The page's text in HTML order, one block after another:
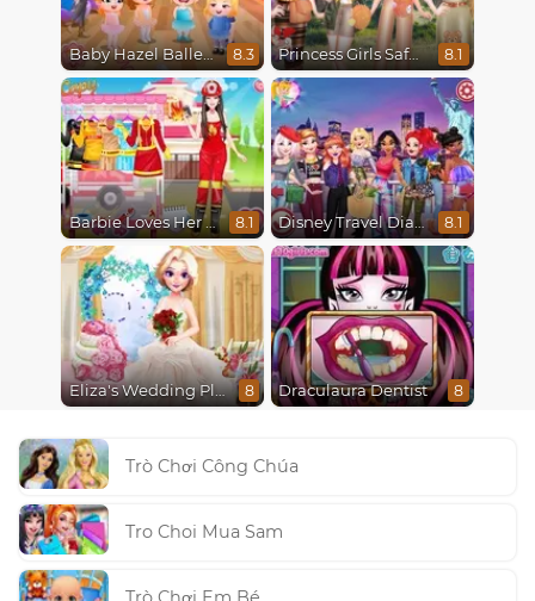
Baby Hazel Ballerina Dance 8.3 Princess Girls Safari Trip 8.1
Barbie Loves Her Job 8.1 Disney Travel Diaries: City Break 8.1
Eliza's Wedding Planner 8 Draculaura Dentist 8
Trò Chơi Công Chúa
Tro Choi Mua Sam